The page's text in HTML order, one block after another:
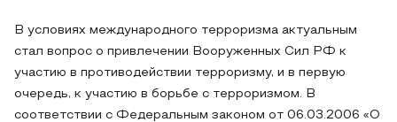
В условиях международного терроризма актуальным
стал вопрос о привлечении Вооруженных Сил РФ к
участию в противодействии терроризму, и в первую
очередь, к участию в борьбе с терроризмом. В
соответствии с Федеральным законом от 06.03.2006 «О